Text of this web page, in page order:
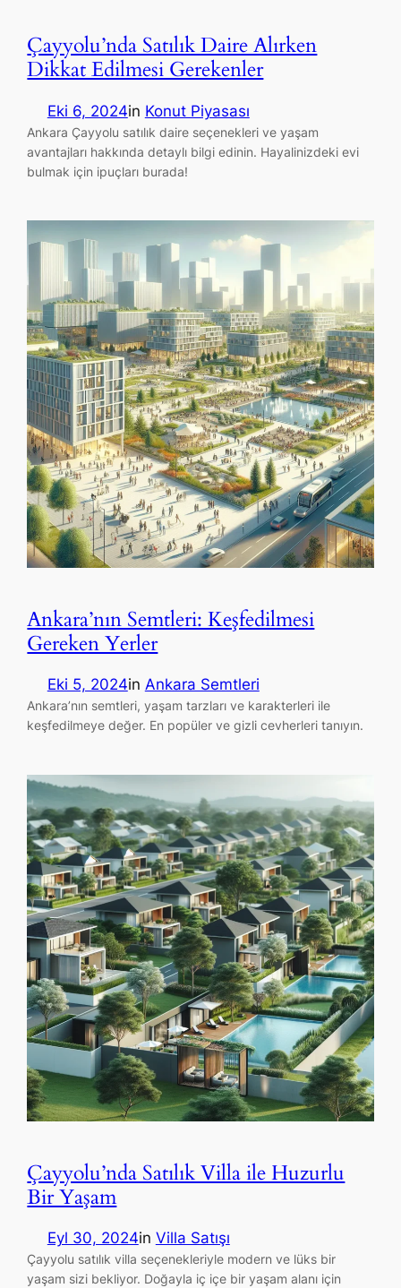
Çayyolu’nda Satılık Daire Alırken
Dikkat Edilmesi Gerekenler
Eki 6, 2024in Konut Piyasası
Ankara Çayyolu satılık daire seçenekleri ve yaşam
avantajları hakkında detaylı bilgi edinin. Hayalinizdeki evi
bulmak için ipuçları burada!
Ankara’nın Semtleri: Keşfedilmesi
Gereken Yerler
Eki 5, 2024in Ankara Semtleri
Ankara’nın semtleri, yaşam tarzları ve karakterleri ile
keşfedilmeye değer. En popüler ve gizli cevherleri tanıyın.
Çayyolu’nda Satılık Villa ile Huzurlu
Bir Yaşam
Eyl 30, 2024in Villa Satışı
Çayyolu satılık villa seçenekleriyle modern ve lüks bir
yaşam sizi bekliyor. Doğayla iç içe bir yaşam alanı için